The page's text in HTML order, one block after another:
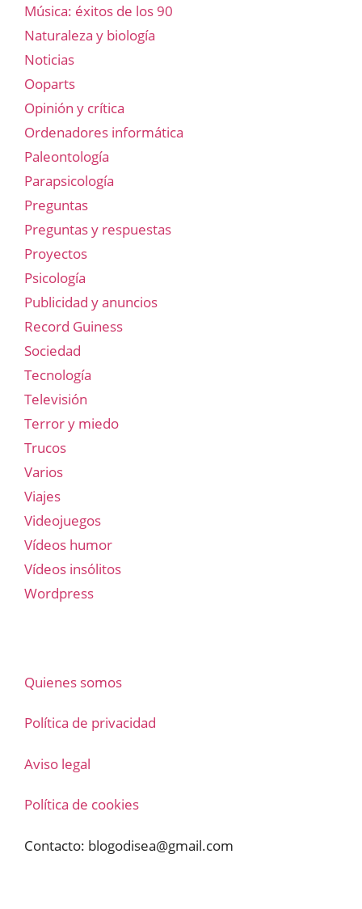
Música: éxitos de los 90
Naturaleza y biología
Noticias
Ooparts
Opinión y crítica
Ordenadores informática
Paleontología
Parapsicología
Preguntas
Preguntas y respuestas
Proyectos
Psicología
Publicidad y anuncios
Record Guiness
Sociedad
Tecnología
Televisión
Terror y miedo
Trucos
Varios
Viajes
Videojuegos
Vídeos humor
Vídeos insólitos
Wordpress
Quienes somos
Política de privacidad
Aviso legal
Política de cookies
Contacto: blogodisea@gmail.com